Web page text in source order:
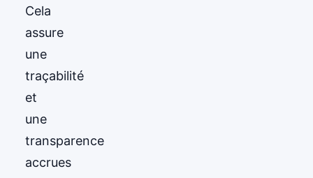
Cela
assure
une
traçabilité
et
une
transparence
accrues